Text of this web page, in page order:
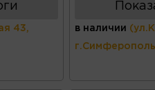
43, в наличии